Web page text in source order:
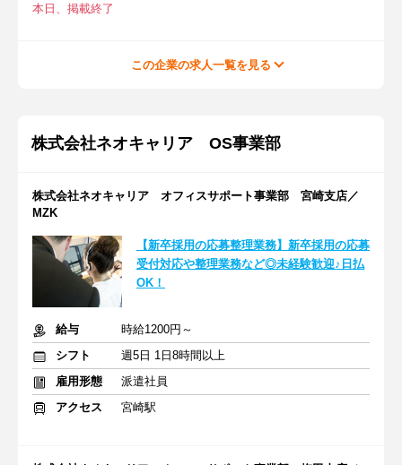
本日、掲載終了
この企業の求人一覧を見る
株式会社ネオキャリア OS事業部
株式会社ネオキャリア オフィスサポート事業部 宮崎支店／
MZK
【新卒採用の応募整理業務】新卒採用の応募
受付対応や整理業務など◎未経験歓迎♪日払
OK！
給与
時給1200円～
シフト
週5日 1日8時間以上
雇用形態
派遣社員
アクセス
宮崎駅